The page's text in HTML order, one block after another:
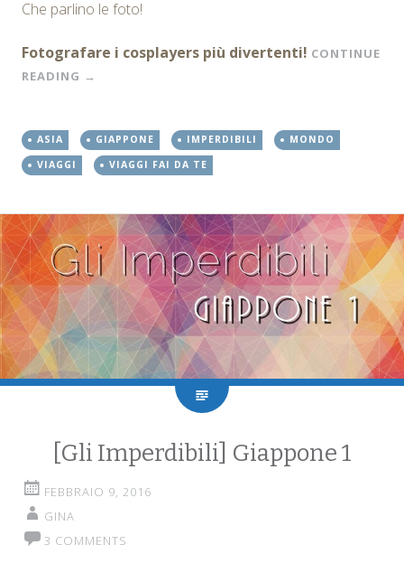
Che parlino le foto!
Fotografare i cosplayers più divertenti! CONTINUE
READING →
ASIA GIAPPONE IMPERDIBILI
MONDO
VIAGGI
VIAGGI FAI DA TE
[Gli Imperdibili] Giappone 1
FEBBRAIO 9, 2016
GINA
3 COMMENTS